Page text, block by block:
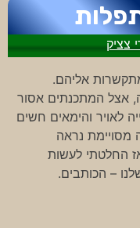
צציק
אליהם.
אצל המתכנתים אסור
לאויר והימאים חשים
מסויימת נראה
החלטתי לעשות
– הכותבים.